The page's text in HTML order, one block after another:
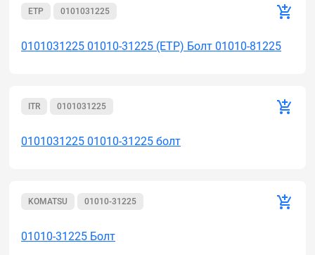
ETP 0101031225
0101031225 01010-31225 (ETP) Болт 01010-81225
ITR 0101031225
0101031225 01010-31225 болт
KOMATSU 01010-31225
01010-31225 Болт